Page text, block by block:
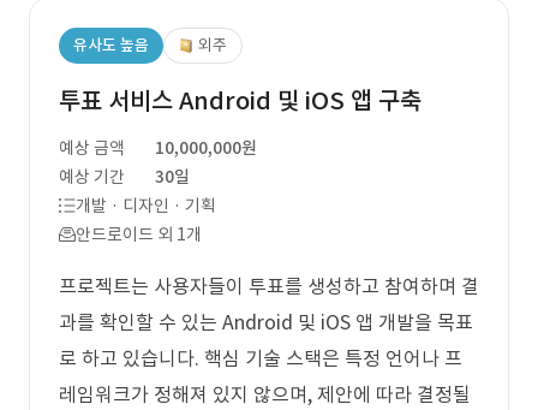
유사도 높음 외주
투표 서비스 Android 및 iOS 앱 구축
예상 금액
10,000,000원
예상 기간
30일
개발 · 디자인 · 기획
안드로이드 외 1개
프로젝트는 사용자들이 투표를 생성하고 참여하며 결
과를 확인할 수 있는 Android 및 iOS 앱 개발을 목표
로 하고 있습니다. 핵심 기술 스택은 특정 언어나 프
레임워크가 정해져 있지 않으며, 제안에 따라 결정될